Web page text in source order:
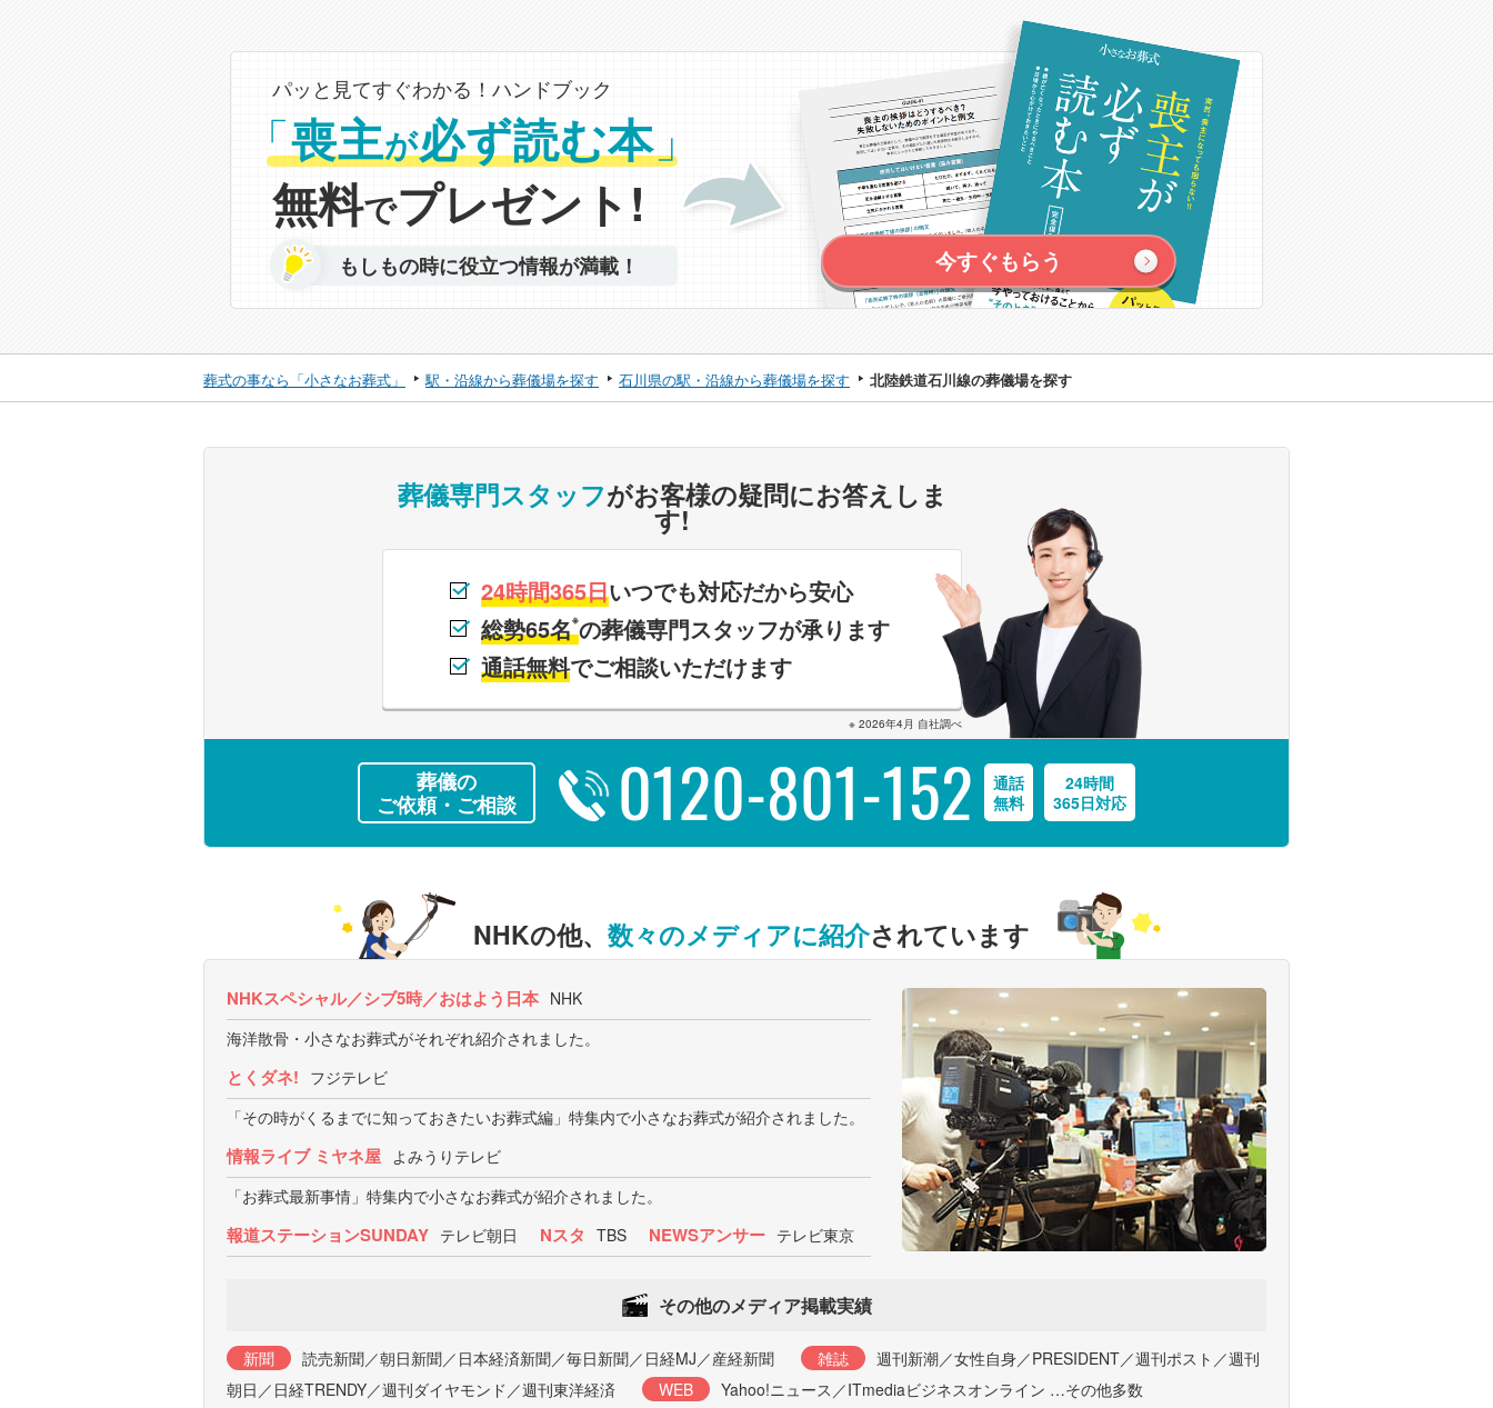
パッと見てすぐわかる！ハンドブック
「喪主が必ず読む本」
無料でプレゼント!
もしもの時に役立つ情報が満載！ 今すぐもらう
葬式の事なら「小さなお葬式」 駅・沿線から葬儀場を探す 石川県の駅・沿線から葬儀場を探す 北陸鉄道石川線の葬儀場を探す
葬儀専門スタッフがお客様の疑問にお答えしま
す!
24時間365日いつでも対応だから安心
総勢65名※の葬儀専門スタッフが承ります
通話無料でご相談いただけます
※ 2026年4月 自社調べ
葬儀の
ご依頼・ご相談
0120-801-152
通話
無料
24時間
365日対応
NHKの他、 数々のメディアに紹介されています
NHKスペシャル／シブ5時／おはよう日本 NHK
海洋散骨・小さなお葬式がそれぞれ紹介されました。
とくダネ! フジテレビ
「その時がくるまでに知っておきたいお葬式編」特集内で小さなお葬式が紹介されました。
情報ライブ ミヤネ屋 よみうりテレビ
「お葬式最新事情」特集内で小さなお葬式が紹介されました。
報道ステーションSUNDAY テレビ朝日 Nスタ TBS NEWSアンサー テレビ東京
その他のメディア掲載実績
新聞 読売新聞／朝日新聞／日本経済新聞／毎日新聞／日経MJ／産経新聞 雑誌
週刊新潮／女性自身／PRESIDENT／週刊ポスト／週刊
朝日／日経TRENDY／週刊ダイヤモンド／週刊東洋経済
WEB Yahoo!ニュース／ITmediaビジネスオンライン …その他多数